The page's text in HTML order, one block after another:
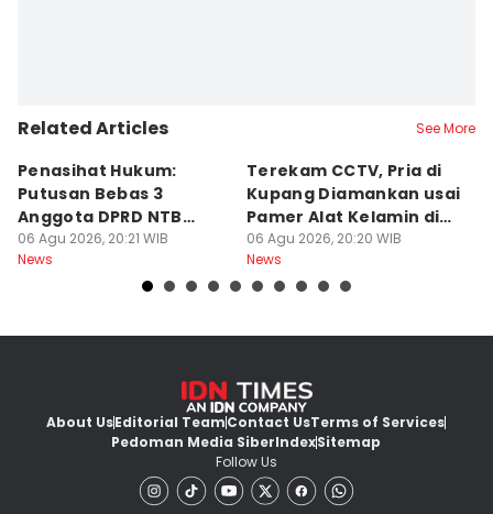
Related Articles See More
Penasihat Hukum:
Putusan Bebas 3
Anggota DPRD NTB
Bersifat Final
06 Agu 2026, 20:21 WIB
News
Terekam CCTV, Pria di
Kupang Diamankan usai
Pamer Alat Kelamin di
Kios
06 Agu 2026, 20:20 WIB
News
About UsEditorial TeamContact UsTerms of Services
Pedoman Media SiberIndexSitemap
Follow Us